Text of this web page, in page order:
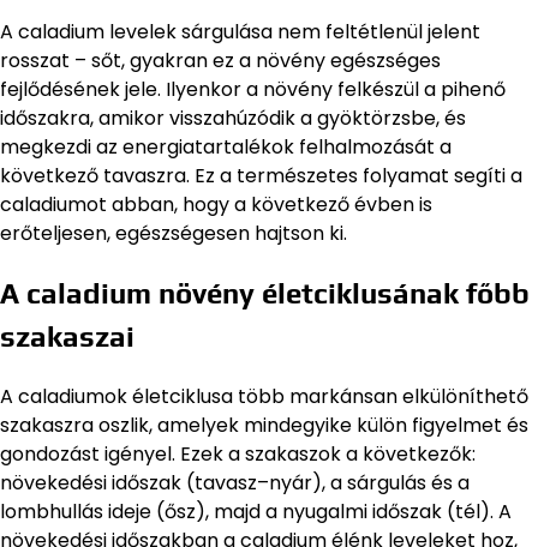
A caladium levelek sárgulása nem feltétlenül jelent
rosszat – sőt, gyakran ez a növény egészséges
fejlődésének jele. Ilyenkor a növény felkészül a pihenő
időszakra, amikor visszahúzódik a gyöktörzsbe, és
megkezdi az energiatartalékok felhalmozását a
következő tavaszra. Ez a természetes folyamat segíti a
caladiumot abban, hogy a következő évben is
erőteljesen, egészségesen hajtson ki.
A caladium növény életciklusának főbb
szakaszai
A caladiumok életciklusa több markánsan elkülöníthető
szakaszra oszlik, amelyek mindegyike külön figyelmet és
gondozást igényel. Ezek a szakaszok a következők:
növekedési időszak (tavasz–nyár), a sárgulás és a
lombhullás ideje (ősz), majd a nyugalmi időszak (tél). A
növekedési időszakban a caladium élénk leveleket hoz,